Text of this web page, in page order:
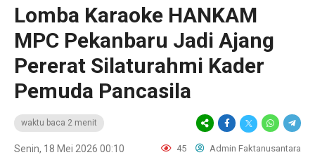
Lomba Karaoke HANKAM
MPC Pekanbaru Jadi Ajang
Pererat Silaturahmi Kader
Pemuda Pancasila
waktu baca 2 menit
Senin, 18 Mei 2026 00:10 45 Admin Faktanusantara